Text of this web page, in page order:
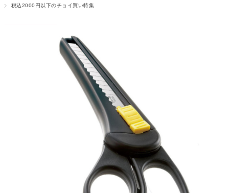
税込2000円以下のチョイ買い特集